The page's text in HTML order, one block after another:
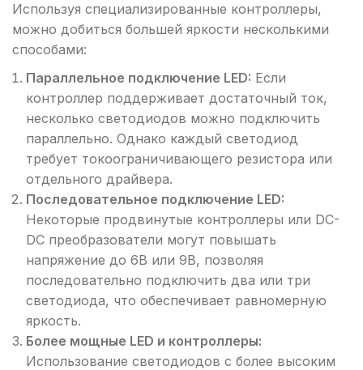
Используя специализированные контроллеры,
можно добиться большей яркости несколькими
способами:
Параллельное подключение LED: Если
контроллер поддерживает достаточный ток,
несколько светодиодов можно подключить
параллельно. Однако каждый светодиод
требует токоограничивающего резистора или
отдельного драйвера.
Последовательное подключение LED:
Некоторые продвинутые контроллеры или DC-
DC преобразователи могут повышать
напряжение до 6В или 9В, позволяя
последовательно подключить два или три
светодиода, что обеспечивает равномерную
яркость.
Более мощные LED и контроллеры:
Использование светодиодов с более высоким